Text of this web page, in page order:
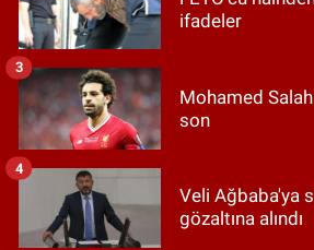
ifadeler
Mohamed
son
3
Veli Ağbaba'ya
gözaltına alındı
4